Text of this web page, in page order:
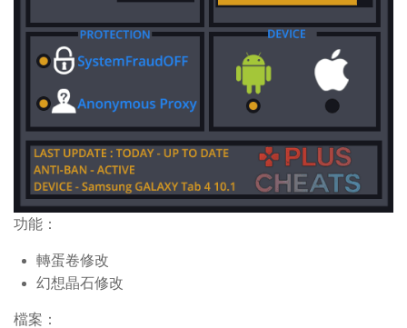
功能：
轉蛋卷修改
幻想晶石修改
檔案：